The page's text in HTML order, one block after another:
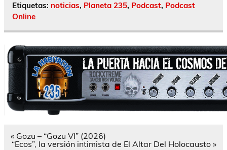
Etiquetas: noticias, Planeta 235, Podcast, Podcast
Online
Navegación
de
« Gozu – “Gozu VI” (2026)
“Ecos”, la versión intimista de El Altar Del Holocausto »